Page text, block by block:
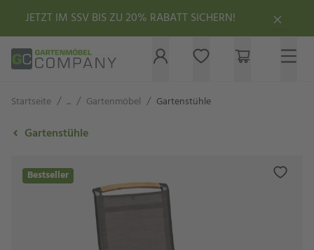
JETZT IM SSV BIS ZU 20% RABATT SICHERN!
Startseite / ... / Gartenmöbel / Gartenstühle
Gartenstühle
Bestseller